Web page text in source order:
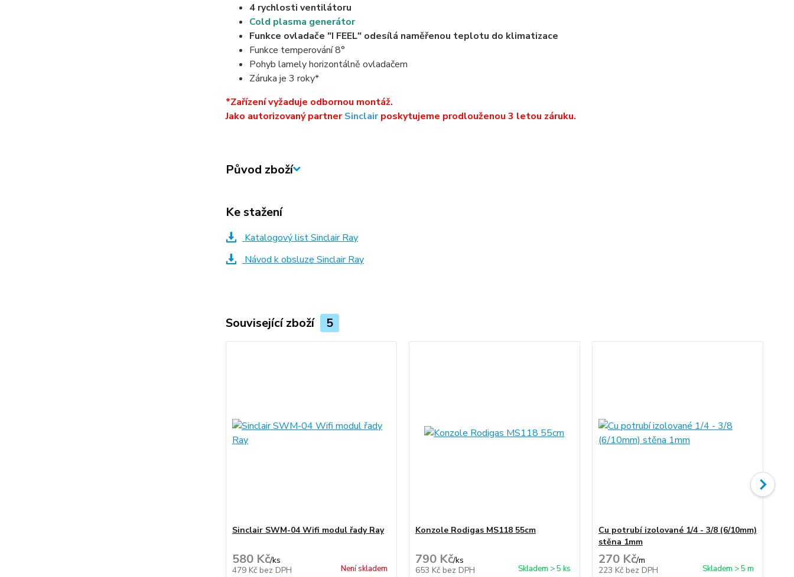
4 rychlosti ventilátoru
Cold plasma generátor
Funkce ovladače "I FEEL" odesílá naměřenou teplotu do klimatizace
Funkce temperování 8°
Pohyb lamely horizontálně ovladačem
Záruka je 3 roky*
*Zařízení vyžaduje odbornou montáž.
Jako autorizovaný partnerSinclairposkytujeme prodlouženou 3 letou záruku.
Původ zboží
Ke stažení
Katalogový list Sinclair Ray
Návod k obsluze Sinclair Ray
Související zboží 5
Sinclair SWM-04 Wifi modul řady Ray
580 Kč/ks
479 Kč bez DPH Není skladem
Konzole Rodigas MS118 55cm
790 Kč/ks
653 Kč bez DPH Skladem > 5 ks
Cu potrubí izolované 1/4 - 3/8 (6/10mm)
stěna 1mm
270 Kč/m
223 Kč bez DPH Skladem > 5 m